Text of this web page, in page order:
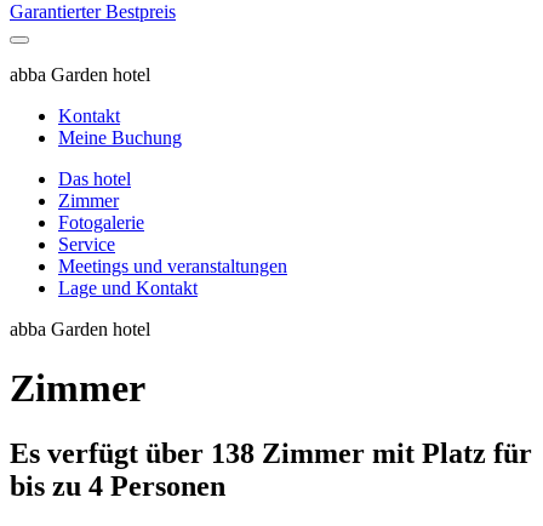
Garantierter Bestpreis
abba Garden hotel
Kontakt
Meine Buchung
Das hotel
Zimmer
Fotogalerie
Service
Meetings und veranstaltungen
Lage und Kontakt
abba Garden hotel
Zimmer
Es verfügt über 138 Zimmer mit Platz für
bis zu 4 Personen